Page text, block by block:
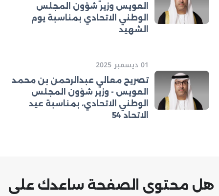
العويس وزير شؤون المجلس
الوطني الاتحادي بمناسبة يوم
الشهيد
01 ديسمبر 2025
تصريح معالي عبدالرحمن بن محمد
العويس - وزير شؤون المجلس
الوطني الاتحادي، بمناسبة عيد
الاتحاد 54
هل محتوى الصفحة ساعدك على